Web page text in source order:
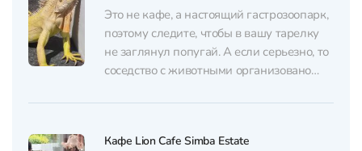
котиков разных пород, бесплатное
мороженое...
Это не кафе, а настоящий гастрозоопарк,
поэтому следите, чтобы в вашу тарелку
не заглянул попугай. А если серьезно, то
соседство с животными организовано
комфортно. Здесь живут хамелеоны,
дружелюбные соседи, с которыми можно
Кафе Lion Cafe Simba Estate